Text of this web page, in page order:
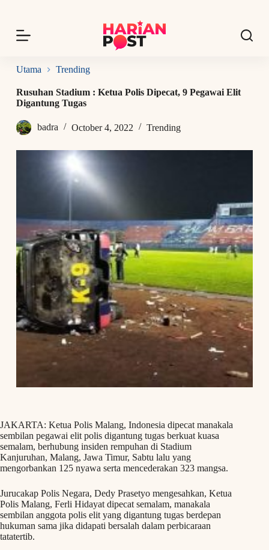
p
o
o
n
n
Utama Trending
Rusuhan Stadium : Ketua Polis Dipecat, 9 Pegawai Elit
Digantung Tugas
badra October 4, 2022 Trending
JAKARTA: Ketua Polis Malang, Indonesia dipecat manakala
sembilan pegawai elit polis digantung tugas berkuat kuasa
semalam, berhubung insiden rempuhan di Stadium
Kanjuruhan, Malang, Jawa Timur, Sabtu lalu yang
mengorbankan 125 nyawa serta mencederakan 323 mangsa.
Jurucakap Polis Negara, Dedy Prasetyo mengesahkan, Ketua
Polis Malang, Ferli Hidayat dipecat semalam, manakala
sembilan anggota polis elit yang digantung tugas berdepan
hukuman sama jika didapati bersalah dalam perbicaraan
tatatertib.